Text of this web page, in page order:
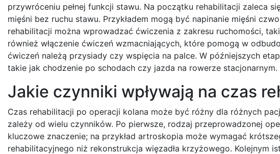
przywróceniu pełnej funkcji stawu. Na początku rehabilitacji zaleca
mięśni bez ruchu stawu. Przykładem mogą być napinanie mięśni
rehabilitacji można wprowadzać ćwiczenia z zakresu ruchomości,
również włączenie ćwiczeń wzmacniających, które pomogą w
ćwiczeń należą przysiady czy wspięcia na palce. W późniejszych
takie jak chodzenie po schodach czy jazda na rowerze stacjonarnym.
Jakie czynniki wpływają na czas
Czas rehabilitacji po operacji kolana może być różny dla różnych
zależy od wielu czynników. Po pierwsze, rodzaj przeprowadzonej
kluczowe znaczenie; na przykład artroskopia może wymagać
rehabilitacyjnego niż rekonstrukcja więzadła krzyżowego. Kolejnym